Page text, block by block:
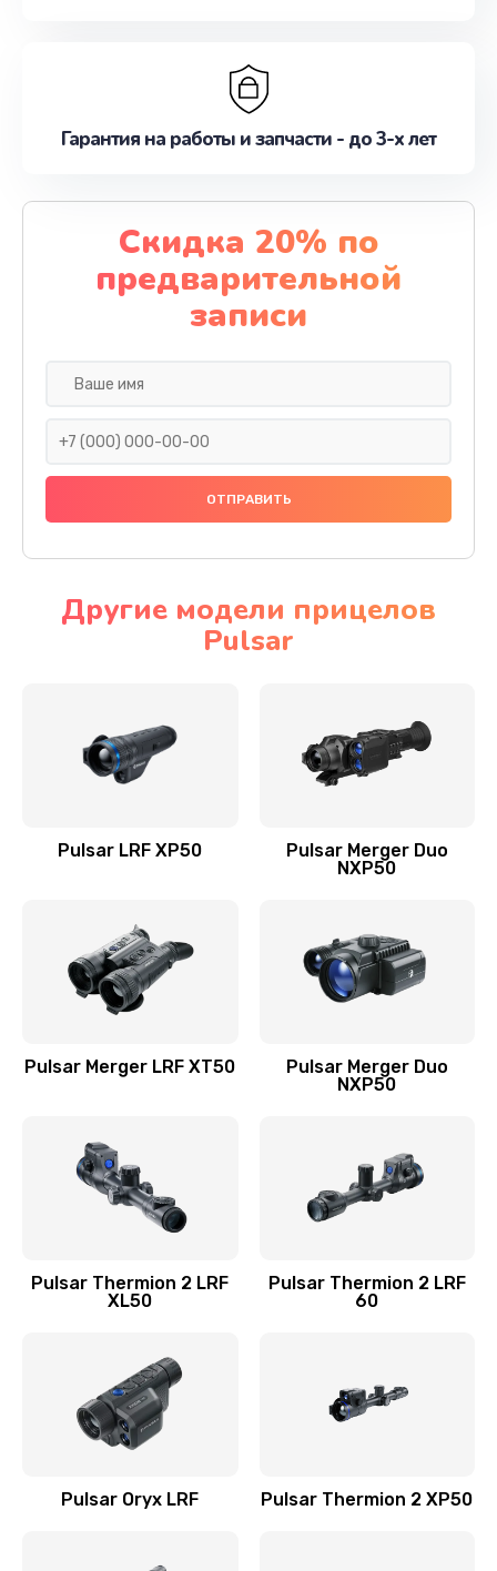
Гарантия на работы и запчасти - до 3-х лет
Скидка 20% по
предварительной
записи
Другие модели прицелов
Pulsar
Pulsar LRF XP50
Pulsar Merger Duo
NXP50
Pulsar Merger LRF XT50
Pulsar Merger Duo
NXP50
Pulsar Thermion 2 LRF
XL50
Pulsar Thermion 2 LRF
60
Pulsar Oryx LRF Pulsar Thermion 2 XP50